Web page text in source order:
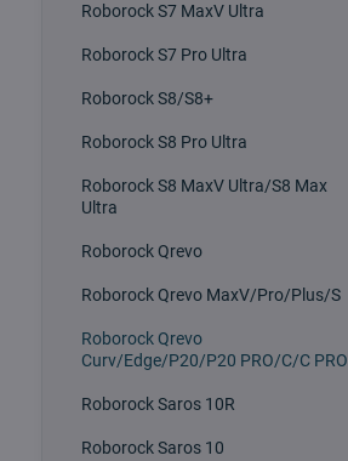
Roborock S7 MaxV Ultra
Roborock S7 Pro Ultra
Roborock S8/S8+
Roborock S8 Pro Ultra
Roborock S8 MaxV Ultra/S8 Max
Ultra
Roborock Qrevo
Roborock Qrevo MaxV/Pro/Plus/S
Roborock Qrevo
Curv/Edge/P20/P20 PRO/C/C PRO
Roborock Saros 10R
Roborock Saros 10